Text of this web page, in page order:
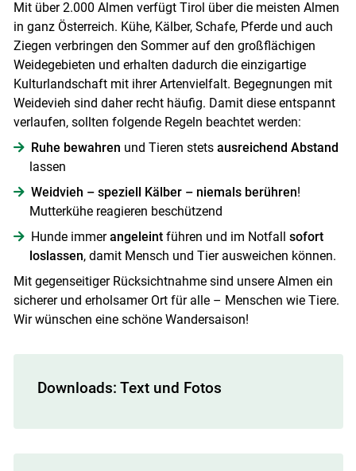
Mit über 2.000 Almen verfügt Tirol über die meisten Almen
in ganz Österreich. Kühe, Kälber, Schafe, Pferde und auch
Ziegen verbringen den Sommer auf den großflächigen
Weidegebieten und erhalten dadurch die einzigartige
Kulturlandschaft mit ihrer Artenvielfalt. Begegnungen mit
Weidevieh sind daher recht häufig. Damit diese entspannt
verlaufen, sollten folgende Regeln beachtet werden:
Ruhe bewahren und Tieren stets ausreichend Abstand
lassen
Weidvieh – speziell Kälber – niemals berühren!
Mutterkühe reagieren beschützend
Hunde immerangeleintführen und im Notfall sofort
loslassen, damit Mensch und Tier ausweichen können.
Mit gegenseitiger Rücksichtnahme sind unsere Almen ein
sicherer und erholsamer Ort für alle – Menschen wie Tiere.
Wir wünschen eine schöne Wandersaison!
Downloads: Text und Fotos